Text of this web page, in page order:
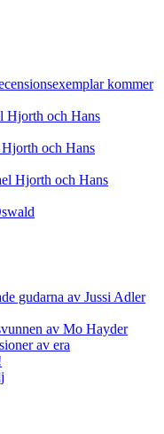
kommer
Hjorth och Hans
och Hans
Hjorth och Hans
gudarna av Jussi Adler
av Mo Hayder
av era